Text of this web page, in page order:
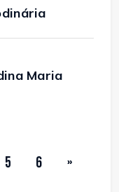
Maria
5 6 »